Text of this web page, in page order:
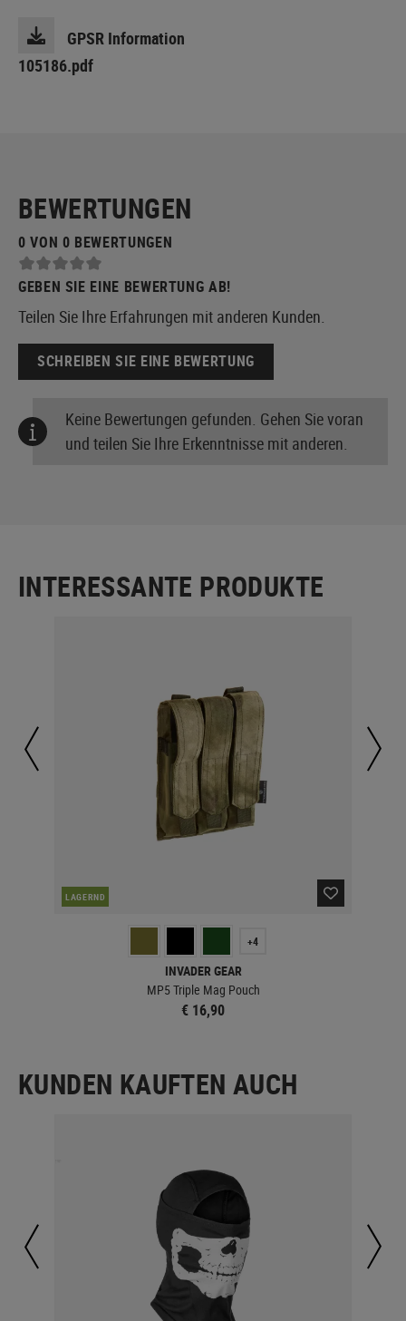
GPSR Information
105186.pdf
BEWERTUNGEN
0 VON 0 BEWERTUNGEN
GEBEN SIE EINE BEWERTUNG AB!
Teilen Sie Ihre Erfahrungen mit anderen Kunden.
SCHREIBEN SIE EINE BEWERTUNG
Keine Bewertungen gefunden. Gehen Sie voran
und teilen Sie Ihre Erkenntnisse mit anderen.
INTERESSANTE PRODUKTE
LAGERND
+4
INVADER GEAR
MP5 Triple Mag Pouch
€ 16,90
KUNDEN KAUFTEN AUCH